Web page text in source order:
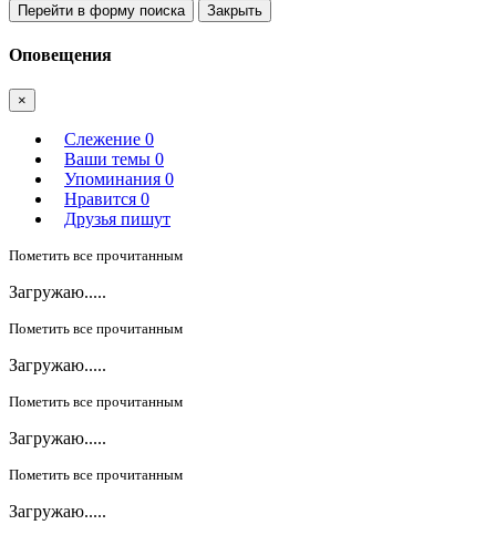
Перейти в форму поиска Закрыть
Оповещения
×
Слежение 0
Ваши темы 0
Упоминания 0
Нравится 0
Друзья пишут
Пометить все прочитанным
Загружаю.....
Пометить все прочитанным
Загружаю.....
Пометить все прочитанным
Загружаю.....
Пометить все прочитанным
Загружаю.....